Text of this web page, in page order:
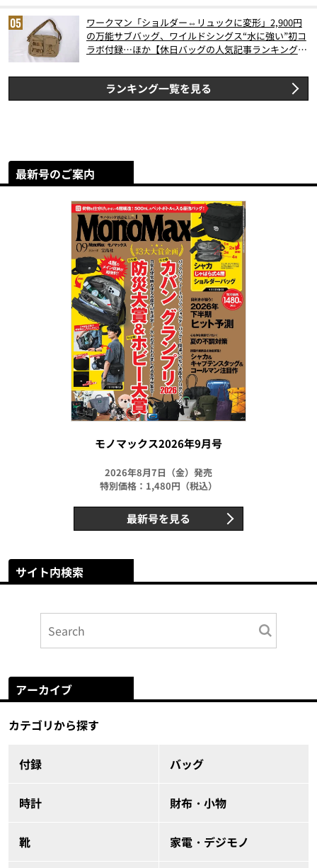
ワークマン「ショルダー⇔リュックに変形」2,900円
の万能サブバッグ、ワイルドシングス“水に強い”初コ
ラボ付録…ほか【休日バッグの人気記事ランキングベ
ランキング一覧を見る
最新号のご案内
モノマックス2026年9月号
2026年8月7日（金）発売
特別価格：1,480円（税込）
最新号を見る
サイト内検索
アーカイブ
カテゴリから探す
付録 バッグ
時計 財布・小物
靴 家電・デジモノ